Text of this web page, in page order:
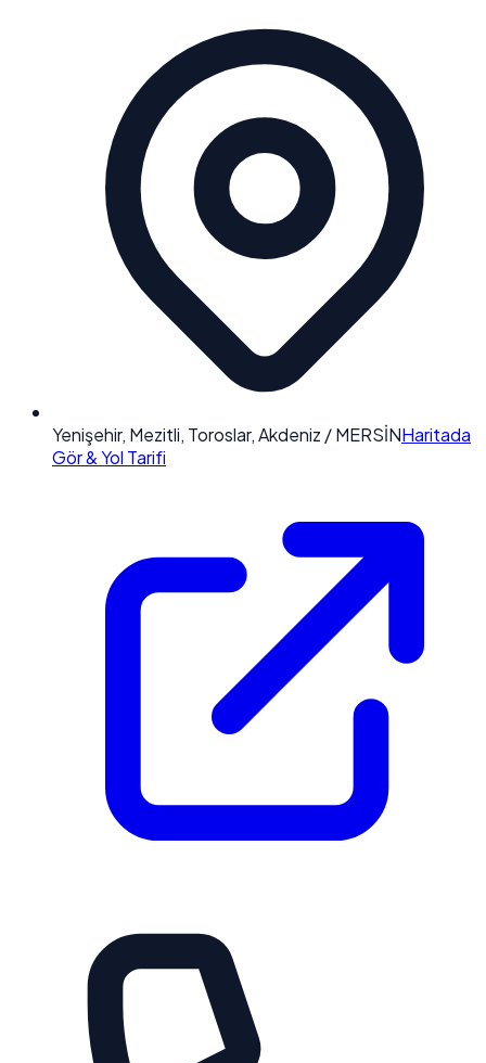
Yenişehir, Mezitli, Toroslar, Akdeniz / MERSİNHaritada
Gör & Yol Tarifi